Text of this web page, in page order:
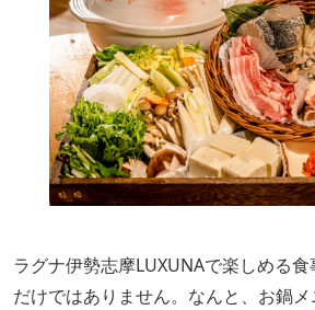
ラグナ伊勢志摩LUXUNAで楽しめる
だけではありません。なんと、お鍋